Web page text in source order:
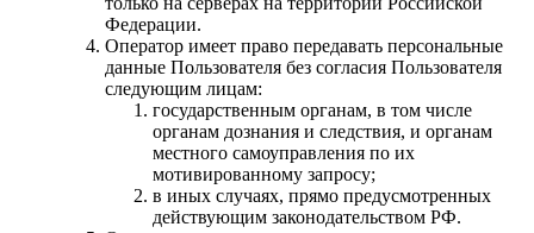
Федерации.
Оператор имеет право передавать персональные
данные Пользователя без согласия Пользователя
следующим лицам:
государственным органам, в том числе
органам дознания и следствия, и органам
местного самоуправления по их
мотивированному запросу;
в иных случаях, прямо предусмотренных
действующим законодательством РФ.